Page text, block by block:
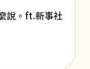
說。ft.新事社